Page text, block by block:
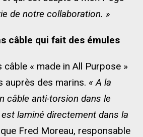
de notre collaboration. »
câble qui fait des émules
câble « made in All Purpose »
auprès des marins. « A la
câble anti-torsion dans le
est laminé directement dans la
Fred Moreau, responsable